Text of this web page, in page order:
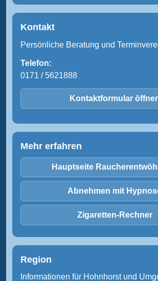
Kontakt
Persönliche Beratung und
Telefon:
0171 / 5621888
Kontaktformular
Mehr erfahren
Hauptseite
Abnehmen mit
Zigaretten-Rechner
Region
Informationen für Hohnhorst und